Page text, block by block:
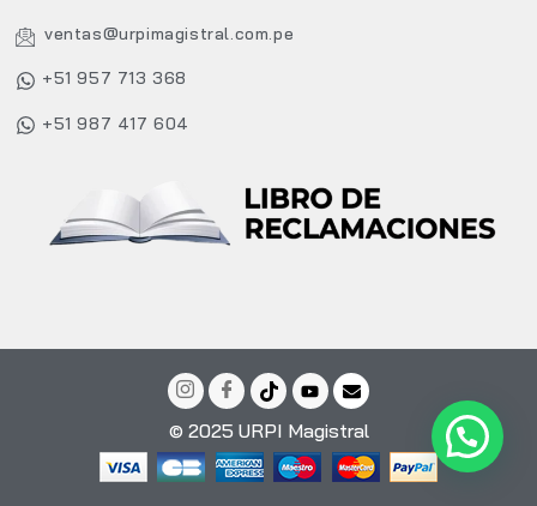
ventas@urpimagistral.com.pe
+51 957 713 368
+51 987 417 604
© 2025 URPI Magistral